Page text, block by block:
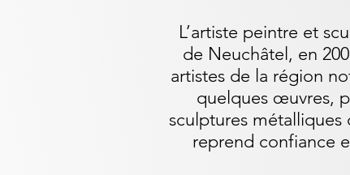
L’artiste peintre et
de Neuchâtel, en
artistes de la région
quelques œuvres,
sculptures
reprend confiance